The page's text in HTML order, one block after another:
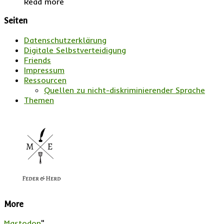
Seiten
Datenschutzerklärung
Digitale Selbstverteidigung
Friends
Impressum
Ressourcen
Quellen zu nicht-diskriminierender Sprache
Themen
More